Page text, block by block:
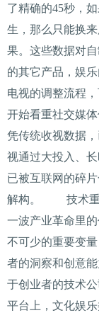
了精确的45秒，
生，那么只能换
果。这些数据对
的其它产品，娱
电视的调整流程
开始看重社交媒
凭传统收视数据
视通过大投入、
已被互联网的碎
解构。 技术重
一波产业革命里
不可少的重要变
者的洞察和创意
于创业者的技术
平台上，文化娱